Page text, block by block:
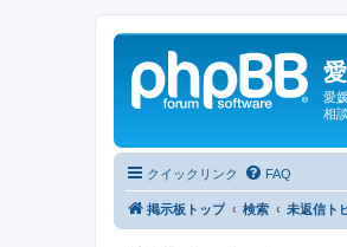
愛
相
クイックリンク FAQ
掲示板トップ 検索 未返信ト